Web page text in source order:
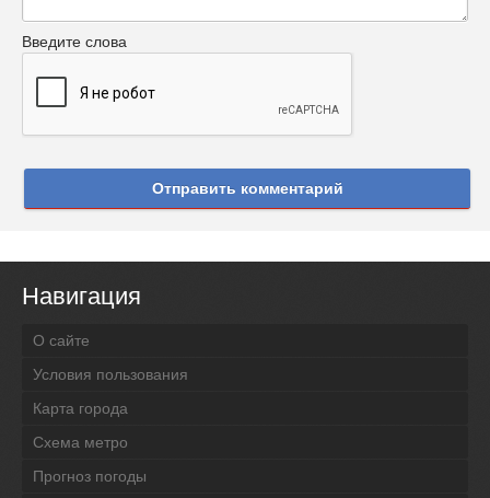
Введите слова
Отправить комментарий
Навигация
О сайте
Условия пользования
Карта города
Схема метро
Прогноз погоды